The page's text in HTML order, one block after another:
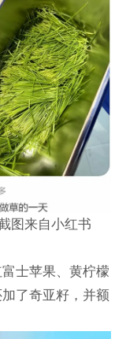
图来自小红书
士苹果、黄柠檬
了奇亚籽，并额